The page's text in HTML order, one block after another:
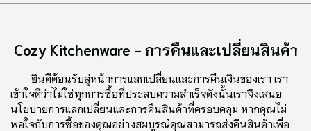
Cozy Kitchenware - การคืนและเปลี่ยนสินค้า
ยินดีต้อนรับสู่หน้าการแลกเปลี่ยนและการคืนเงินของเรา เรา
เข้าใจดีว่าไม่ใช่ทุกการซื้อที่ประสบความสําเร็จดังนั้นเราจึงเสนอ
นโยบายการแลกเปลี่ยนและการคืนสินค้าที่ครอบคลุม หากคุณไม่
พอใจกับการซื้อของคุณอย่างสมบูรณ์คุณสามารถส่งคืนสินค้าเพื่อ